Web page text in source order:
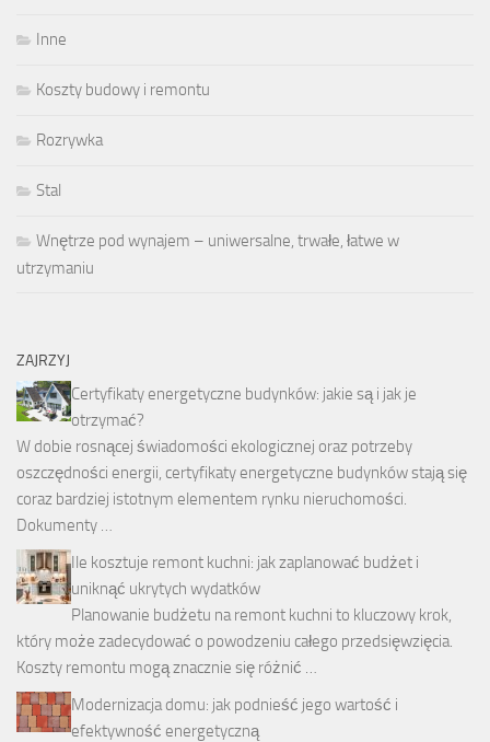
Inne
Koszty budowy i remontu
Rozrywka
Stal
Wnętrze pod wynajem – uniwersalne, trwałe, łatwe w
utrzymaniu
ZAJRZYJ
Certyfikaty energetyczne budynków: jakie są i jak je
otrzymać?
W dobie rosnącej świadomości ekologicznej oraz potrzeby
oszczędności energii, certyfikaty energetyczne budynków stają się
coraz bardziej istotnym elementem rynku nieruchomości.
Dokumenty …
Ile kosztuje remont kuchni: jak zaplanować budżet i
uniknąć ukrytych wydatków
Planowanie budżetu na remont kuchni to kluczowy krok,
który może zadecydować o powodzeniu całego przedsięwzięcia.
Koszty remontu mogą znacznie się różnić …
Modernizacja domu: jak podnieść jego wartość i
efektywność energetyczną